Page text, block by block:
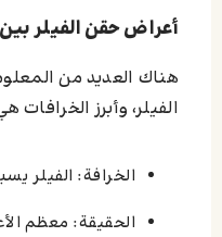
أعراض حقن الفيلر
هناك العديد من
الفيلر، وأبرز الخرافات
الخرافة: الفيلر
الحقيقة: معظم